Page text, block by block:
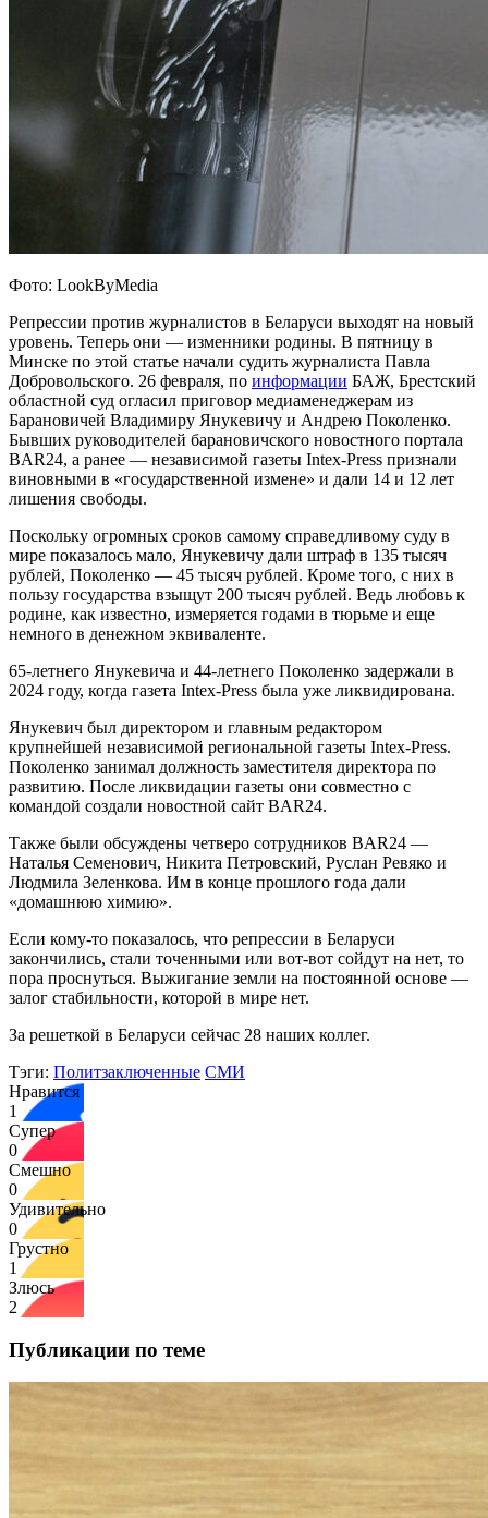
Фото: LookByMedia
Репрессии против журналистов в Беларуси выходят на новый
уровень. Теперь они — изменники родины. В пятницу в
Минске по этой статье начали судить журналиста Павла
Добровольского. 26 февраля, по информации БАЖ, Брестский
областной суд огласил приговор медиаменеджерам из
Барановичей Владимиру Янукевичу и Андрею Поколенко.
Бывших руководителей барановичского новостного портала
BAR24, а ранее — независимой газеты Intex-Press признали
виновными в «государственной измене» и дали 14 и 12 лет
лишения свободы.
Поскольку огромных сроков самому справедливому суду в
мире показалось мало, Янукевичу дали штраф в 135 тысяч
рублей, Поколенко — 45 тысяч рублей. Кроме того, с них в
пользу государства взыщут 200 тысяч рублей. Ведь любовь к
родине, как известно, измеряется годами в тюрьме и еще
немного в денежном эквиваленте.
65-летнего Янукевича и 44-летнего Поколенко задержали в
2024 году, когда газета Intex-Press была уже ликвидирована.
Янукевич был директором и главным редактором
крупнейшей независимой региональной газеты Intex-Press.
Поколенко занимал должность заместителя директора по
развитию. После ликвидации газеты они совместно с
командой создали новостной сайт BAR24.
Также были обсуждены четверо сотрудников BAR24 —
Наталья Семенович, Никита Петровский, Руслан Ревяко и
Людмила Зеленкова. Им в конце прошлого года дали
«домашнюю химию».
Если кому-то показалось, что репрессии в Беларуси
закончились, стали точенными или вот-вот сойдут на нет, то
пора проснуться. Выжигание земли на постоянной основе —
залог стабильности, которой в мире нет.
За решеткой в Беларуси сейчас 28 наших коллег.
Тэги: Политзаключенные СМИ
Нравится
1
Супер
0
Смешно
0
Удивительно
0
Грустно
1
Злюсь
2
Публикации по теме